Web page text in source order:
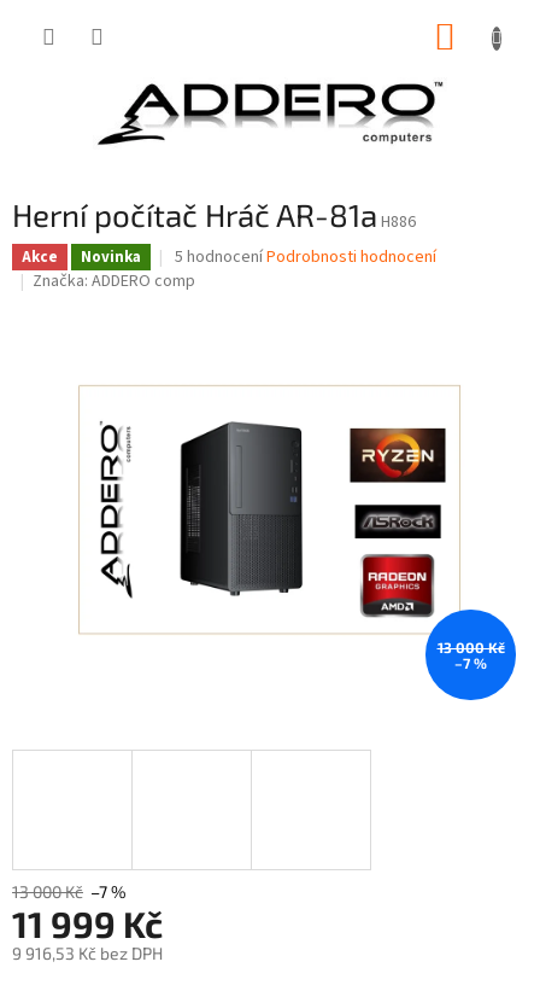
Herní počítač Hráč AR-81a H886
Akce Novinka
Průměrné
hodnocení
5
hvězdiček.
5 hodnoceníPodrobnosti hodnocení
Značka: ADDERO comp
13 000 Kč
–7 %
13 000 Kč –7 %
11 999 Kč
9 916,53 Kč bez DPH